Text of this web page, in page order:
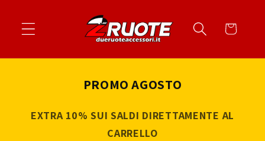
Vai al piè di página
Apri widget di accessibilità
ai contenuti
Carrello
PROMO AGOSTO
EXTRA 10% SUI SALDI DIRETTAMENTE AL
CARRELLO